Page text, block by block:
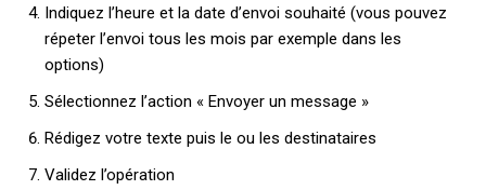
Indiquez l’heure et la date d’envoi souhaité (vous pouvez
répeter l’envoi tous les mois par exemple dans les
options)
Sélectionnez l’action « Envoyer un message »
Rédigez votre texte puis le ou les destinataires
Validez l’opération